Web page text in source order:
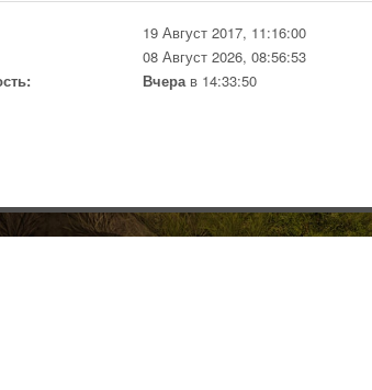
19 Август 2017, 11:16:00
08 Август 2026, 08:56:53
Вчерав 14:33:50